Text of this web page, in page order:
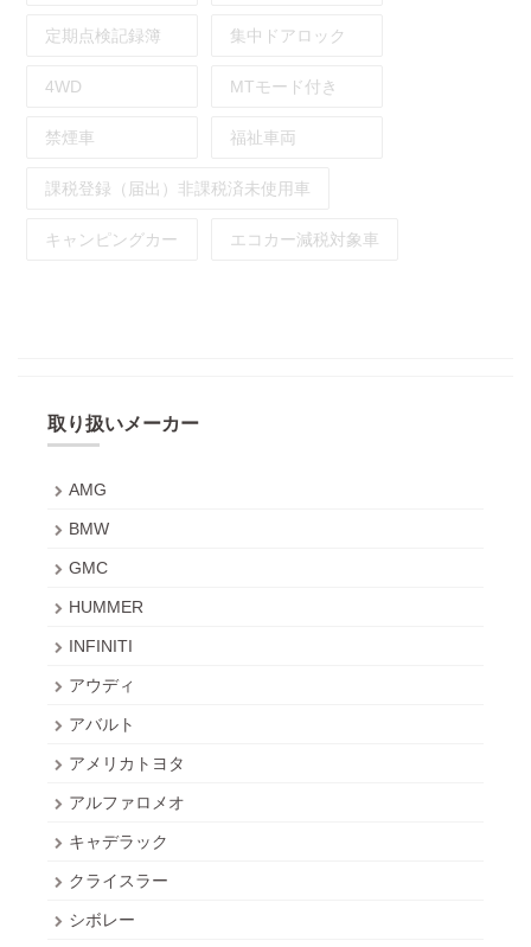
定期点検記録簿 集中ドアロック
4WD MTモード付き
禁煙車 福祉車両
課税登録（届出）非課税済未使用車
キャンピングカー エコカー減税対象車
取り扱いメーカー
AMG
BMW
GMC
HUMMER
INFINITI
アウディ
アバルト
アメリカトヨタ
アルファロメオ
キャデラック
クライスラー
シボレー